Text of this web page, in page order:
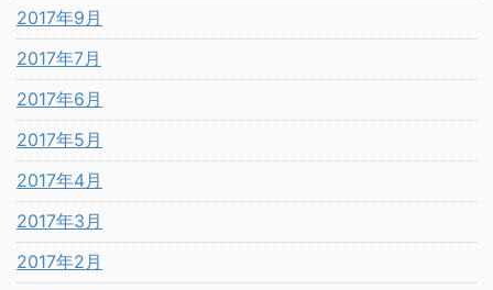
2017年9月
2017年7月
2017年6月
2017年5月
2017年4月
2017年3月
2017年2月